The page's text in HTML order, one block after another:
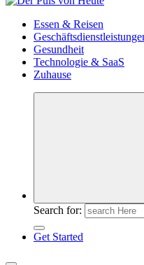
Meldungen die Resonanz finden
Essen & Reisen
Gesundheit
Technologie & SaaS
Zuhause
Search for:
Get Started